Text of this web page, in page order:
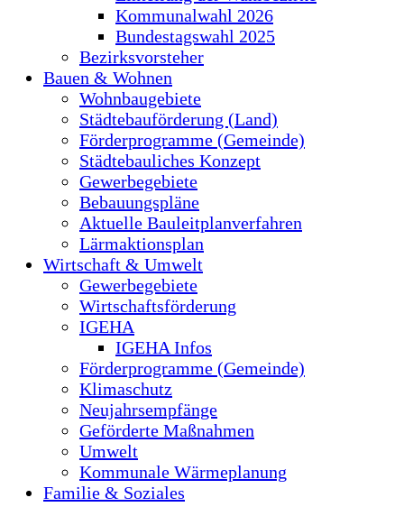
Kommunalwahl 2026
Bundestagswahl 2025
Bezirksvorsteher
Bauen & Wohnen
Wohnbaugebiete
Städtebauförderung (Land)
Förderprogramme (Gemeinde)
Städtebauliches Konzept
Gewerbegebiete
Bebauungspläne
Aktuelle Bauleitplanverfahren
Lärmaktionsplan
Wirtschaft & Umwelt
Gewerbegebiete
Wirtschaftsförderung
IGEHA
IGEHA Infos
Förderprogramme (Gemeinde)
Klimaschutz
Neujahrsempfänge
Geförderte Maßnahmen
Umwelt
Kommunale Wärmeplanung
Familie & Soziales